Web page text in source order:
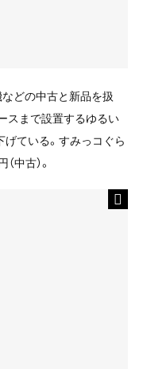
どの中古と新品を扱
スまで設置するゆるい
げている。すみっコぐら
中古）。